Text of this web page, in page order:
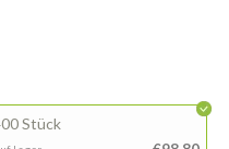
Stück